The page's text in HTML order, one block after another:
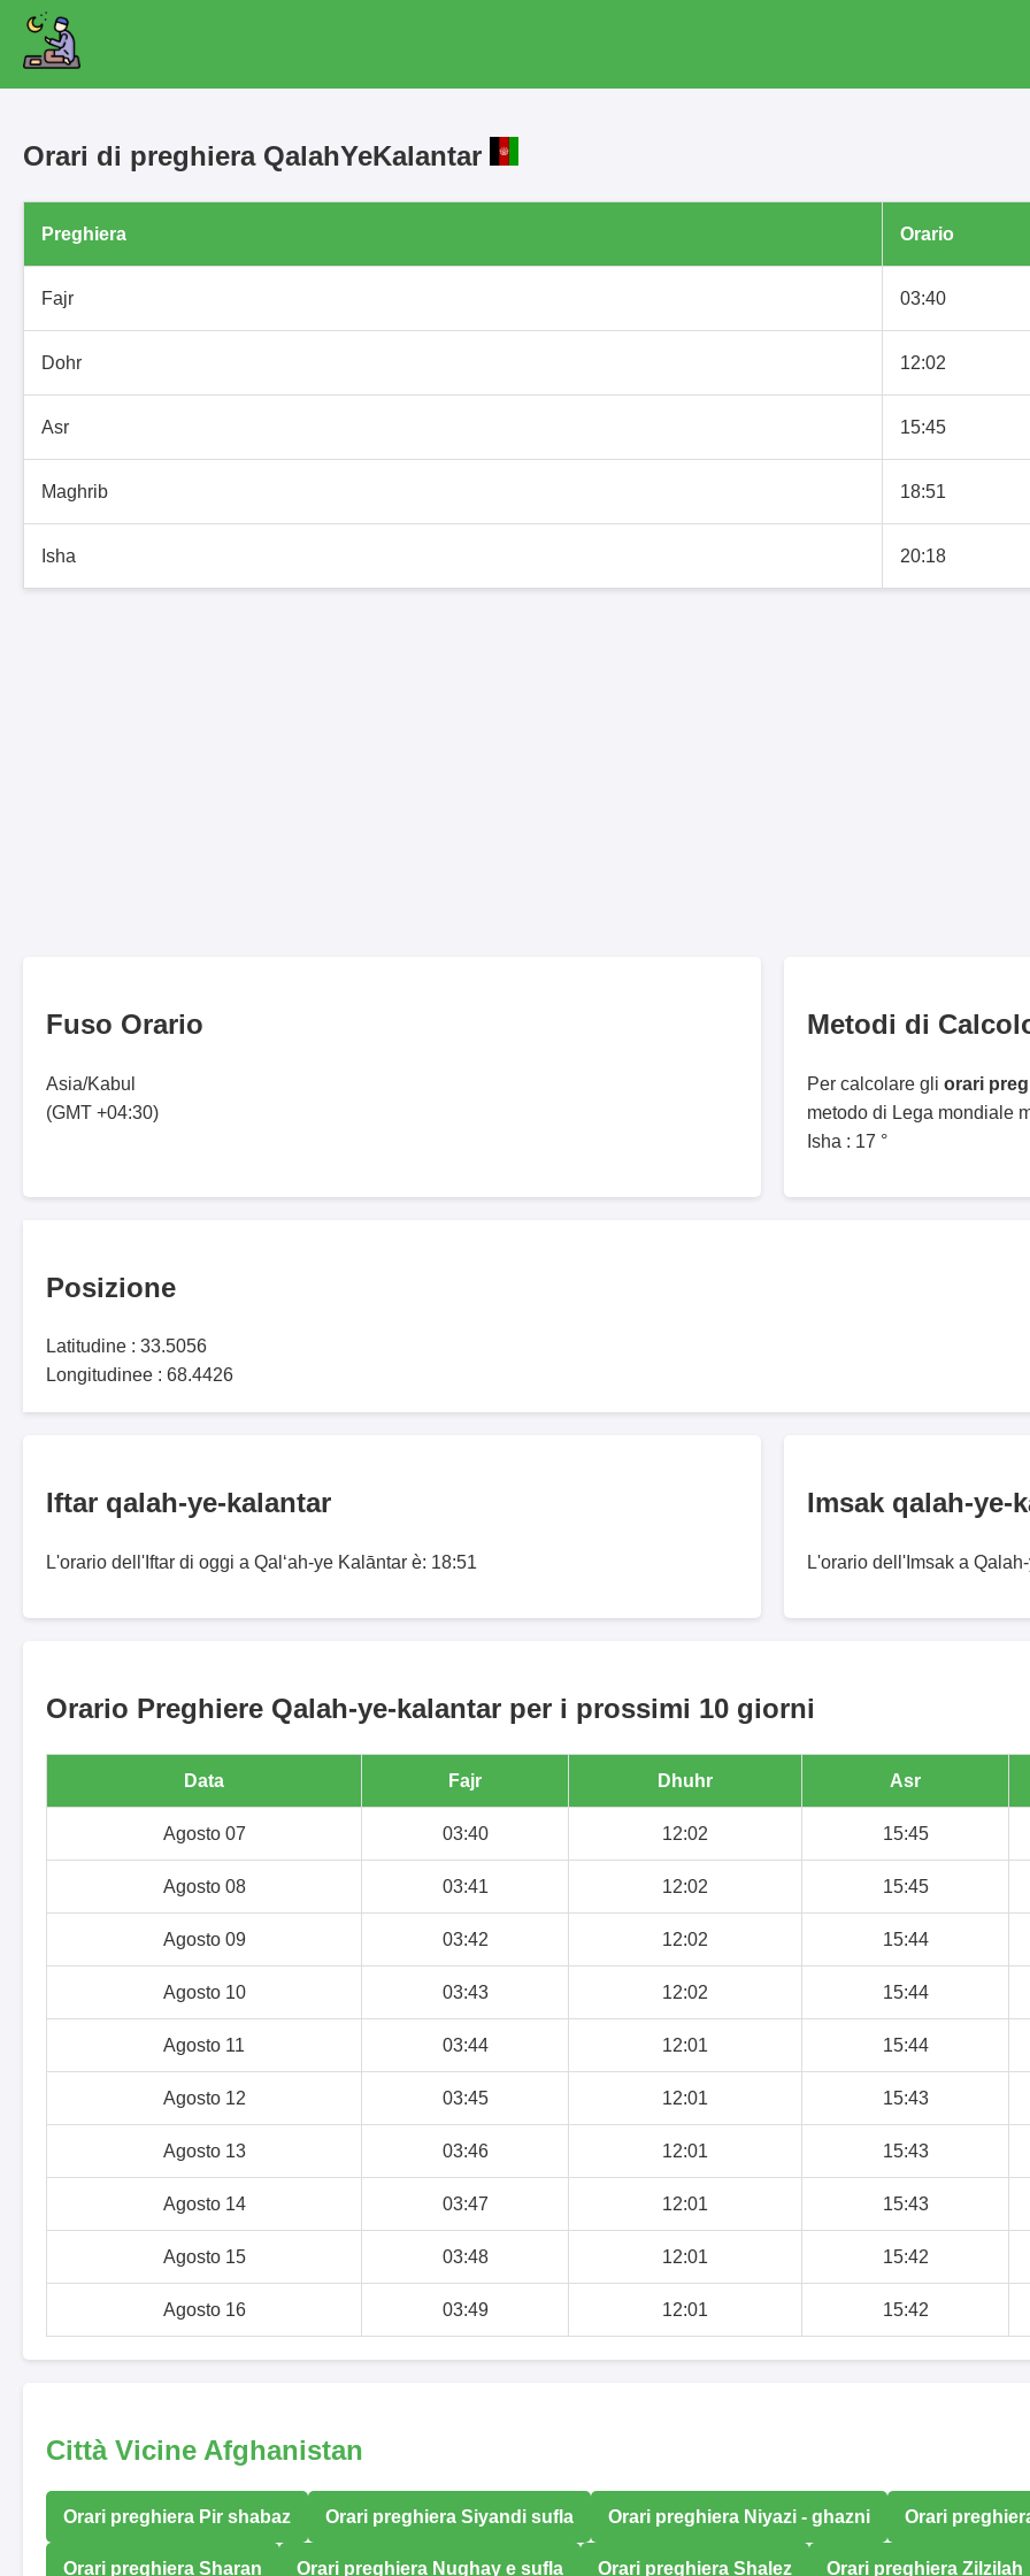
Orari di preghiera QalahYeKalantar
Preghiera Orario
Fajr 03:40
Dohr 12:02
Asr 15:45
Maghrib 18:51
Isha 20:18
Fuso Orario
Asia/Kabul
(GMT +04:30)
Metodi di
Per calcolare gli orari
metodo di Lega mondiale
Isha : 17 °
Posizione
Latitudine : 33.5056
Longitudinee : 68.4426
Iftar qalah-ye-kalantar
L'orario dell'Iftar di oggi a Qal‘ah-ye Kalāntar è: 18:51
Imsak qalah-ye-
L'orario dell'Imsak a
Orario Preghiere Qalah-ye-kalantar per i prossimi 10 giorni
Data Fajr Dhuhr Asr
Agosto 07 03:40 12:02 15:45
Agosto 08 03:41 12:02 15:45
Agosto 09 03:42 12:02 15:44
Agosto 10 03:43 12:02 15:44
Agosto 11 03:44 12:01 15:44
Agosto 12 03:45 12:01 15:43
Agosto 13 03:46 12:01 15:43
Agosto 14 03:47 12:01 15:43
Agosto 15 03:48 12:01 15:42
Agosto 16 03:49 12:01 15:42
Città Vicine Afghanistan
Orari preghiera Pir shabaz Orari preghiera Siyandi sufla Orari preghiera Niyazi - ghazni Orari
Orari preghiera Sharan Orari preghiera Nughay e sufla Orari preghiera Shalez Orari preghiera Zilzilah